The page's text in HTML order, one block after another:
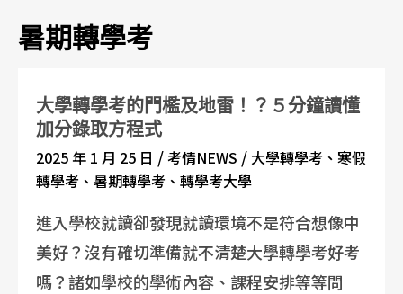
暑期轉學考
大學轉學考的門檻及地雷！？５分鐘讀懂
加分錄取方程式
2025 年 1 月 25 日 / 考情NEWS / 大學轉學考 、寒假
轉學考 、暑期轉學考 、轉學考大學
進入學校就讀卻發現就讀環境不是符合想像中
美好？沒有確切準備就不清楚大學轉學考好考
嗎？諸如學校的學術內容、課程安排等等問